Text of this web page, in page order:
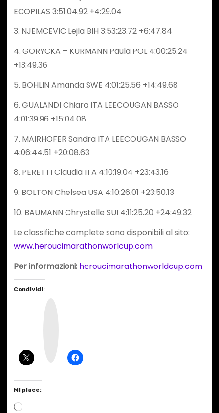
ECOPILAS 3:51:04.92 +4:29.04
3. NJEMCEVIC Lejla BIH 3:53:23.72 +6:47.84
4. GORYCKA – KURMANN Paula POL 4:00:25.24
+13:49.36
5. BOHLIN Amanda SWE 4:01:25.56 +14:49.68
6. GUALANDI Chiara ITA LEECOUGAN BASSO
4:01:39.96 +15:04.08
7. MAIRHOFER Sandra ITA LEECOUGAN BASSO
4:06:44.51 +20:08.63
8. PERETTI Claudia ITA 4:10:19.04 +23:43.16
9. BOLTON Chelsea USA 4:10:26.01 +23:50.13
10. BAUMANN Chrystelle SUI 4:11:25.20 +24:49.32
Le classifiche complete sono disponibili al sito:
www.heroucimarathonworlcup.com
Per informazioni: heroucimarathonworldcup.com
Condividi:
Mi piace:
C